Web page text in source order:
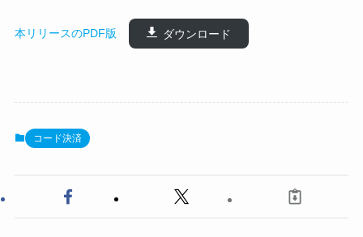
本リリースのPDF版 ダウンロード
コード決済